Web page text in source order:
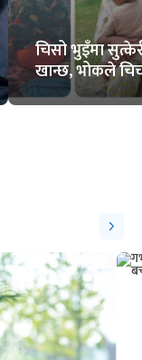
चिसो भुइँमा
खान्छ, भोकले